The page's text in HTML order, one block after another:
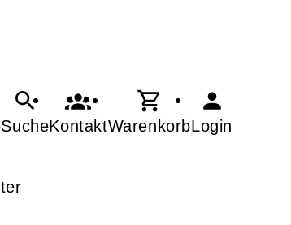
SucheKontaktWarenkorbLogin